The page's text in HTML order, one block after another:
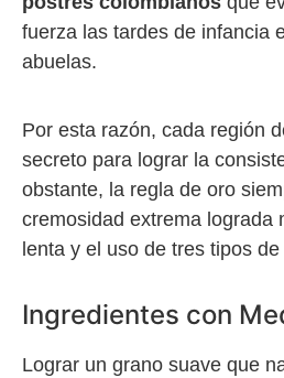
fuerza las tardes de infancia
abuelas.
Por esta razón, cada región
secreto para lograr la
obstante, la regla de oro
cremosidad extrema lograda
lenta y el uso de tres tipos de
Ingredientes con
Lograr un grano suave que